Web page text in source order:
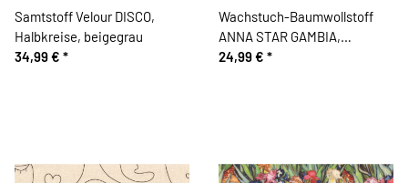
Samtstoff Velour DISCO,
Halbkreise, beigegrau
34,99 € *
Wachstuch-Baumwollstoff
ANNA STAR GAMBIA,
Zackenmuster, schwarz
24,99 € *